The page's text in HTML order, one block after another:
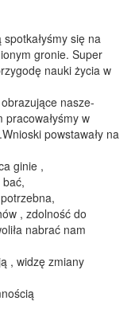
się na
gronie. Super
nauki życia w
nasze-
w
powstawały na
ginie ,
, zdolność do
nabrać nam
, widzę zmiany